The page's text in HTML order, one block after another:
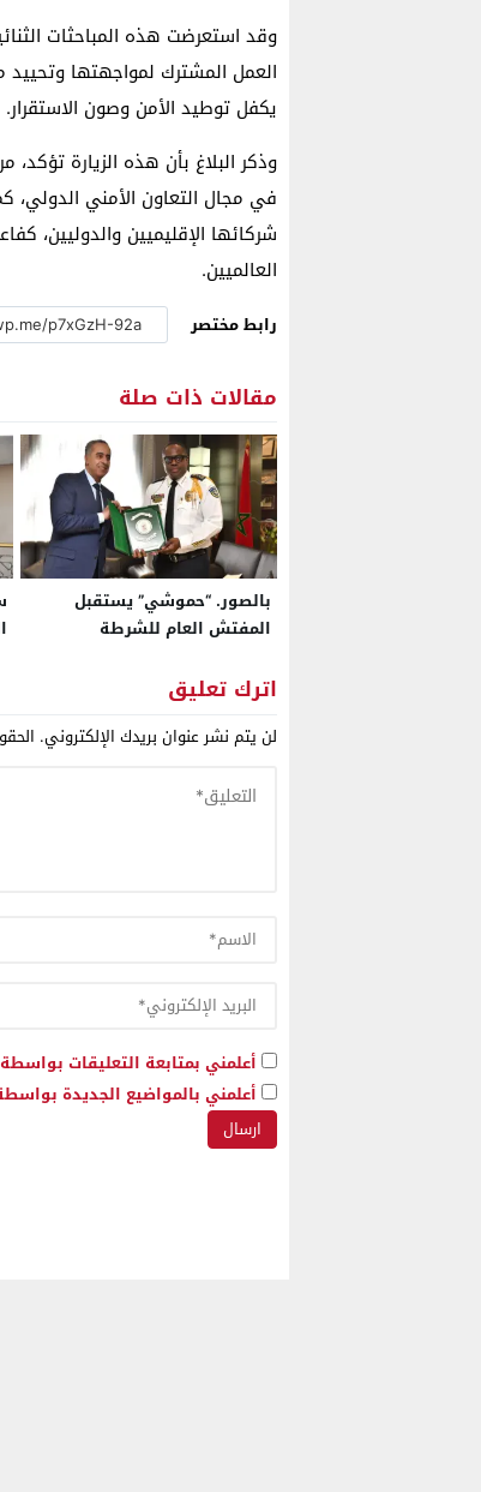
وقد استعرضت هذه المباحثات
العمل المشترك لمواجهتها وتحييد
يكفل توطيد الأمن وصون الاستقرار.
وذكر البلاغ بأن هذه الزيارة
في مجال التعاون الأمني الدولي،
شركائها الإقليميين والدوليين،
العالميين.
رابط مختصر
مقالات ذات صلة
بالصور. “حموشي” يستقبل
المفتش العام للشرطة
اترك تعليق
لن يتم نشر عنوان بريدك الإلكتروني.
أعلمني بمتابعة التعليقات بواسطة
أعلمني بالمواضيع الجديدة